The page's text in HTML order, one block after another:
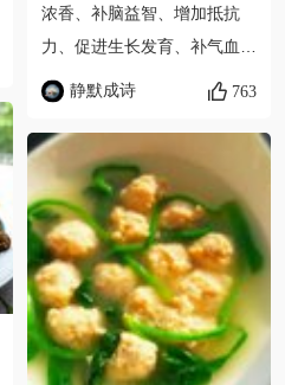
浓香、补脑益智、增加抵抗
力、促进生长发育、补气血。
营养如此丰富的豆浆，您岂可
静默成诗 763